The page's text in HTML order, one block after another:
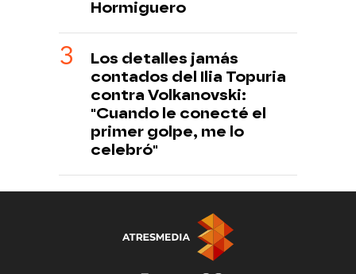
Hormiguero
Los detalles jamás
contados del Ilia Topuria
contra Volkanovski:
"Cuando le conecté el
primer golpe, me lo
celebró"